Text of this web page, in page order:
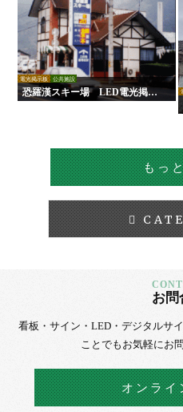
電光掲示板 公共施設
恐羅漢スキー場 LED電光掲示
板
もっ
お問
看板・サイン・LED・デジタルサ
ことでもお気軽にお
オンライ